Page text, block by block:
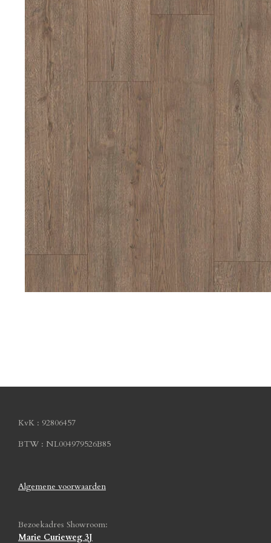
KvK : 92806457
BTW : NL004979526B85
Algemene voorwaarden
Bezoekadres Showroom:
Marie Curieweg 3J